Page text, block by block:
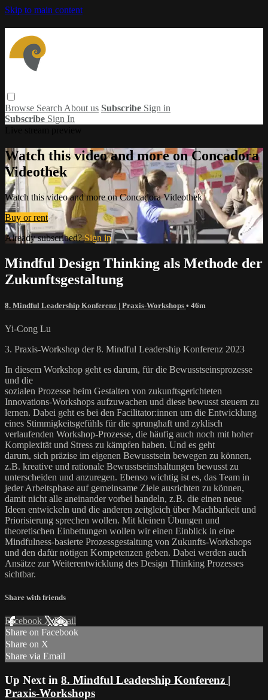
Skip to main content
Browse Search About us Subscribe Sign in
Subscribe Sign In
Watch this video and more on Concadora
Videothek
Watch this video and more on Concadora Videothek
Buy or rent
Already subscribed?Sign in
Mindful Design Thinking als Methode der
Zukunftsgestaltung
8. Mindful Leadership Konferenz | Praxis-Workshops • 46m
Yi-Cong Lu
3. Praxis-Workshop der 8. Mindful Leadership Konferenz 2023
In diesem Workshop geht es darum, für die Bewusstseinsprozesse
und die
sozialen Prozesse beim Gestalten von zukunftsgerichteten
Innovations-Workshops aufzuwachen und diese bewusst steuern zu
lernen. Dabei geht es bei den Facilitator:innen um die Entwicklung
eines Stimmigkeitsgefühls für die sprunghaft und zyklisch
verlaufenden Workshop-Prozesse, die häufig auch noch mit hoher
Komplexität und Stress zu kämpfen haben. Und es geht
darum, sich präzise im eigenen Bewusstsein bewegen zu können,
z.B. kreative und rationale Bewusstseinshaltungen bewusst zu
unterscheiden und anzuregen. Ebenso wichtig ist es, das Team in
jeder Arbeitsphase auf gemeinsame Ziele ausrichten zu können,
damit nicht alle aneinander vorbei handeln, z.B. die einen neue
Ideen entwickeln und die anderen zeitgleich über Machbarkeit und
Priorisierung sprechen wollen. Mit kleinen Übungen und
theoretischen Einbettungen wollen wir einen Einblick in eine
Mindfulness-basierte Prozessgestaltung von Zukunfts-Workshops
und den dafür nötigen Kompetenzen geben. Dabei werden auch
Ansätze zur Weiterentwicklung des Design Thinking Prozesses
sichtbar.
Share with friends
Facebook XEmail
Share on Facebook
Share on X
Share via Email
Up Next in 8. Mindful Leadership Konferenz |
Praxis-Workshops